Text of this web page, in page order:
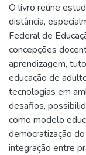
O livro reúne
distância,
Federal de
concepções
aprendizagem,
educação de
tecnologias em
desafios,
como modelo
democratização
integração entre